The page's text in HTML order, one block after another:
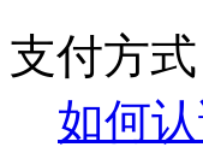
支付方式
如何认